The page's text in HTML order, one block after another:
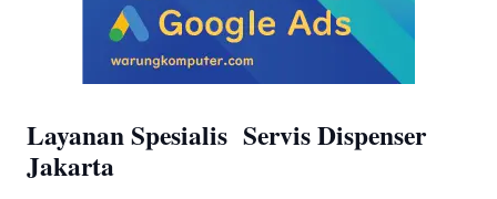
Layanan Spesialis Servis Dispenser
Jakarta